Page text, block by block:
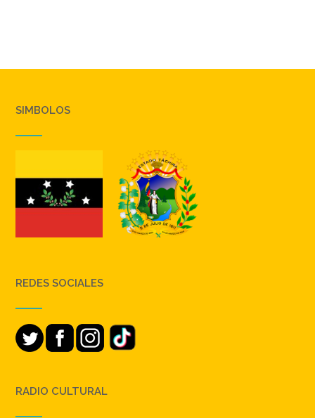
SIMBOLOS
REDES SOCIALES
RADIO CULTURAL